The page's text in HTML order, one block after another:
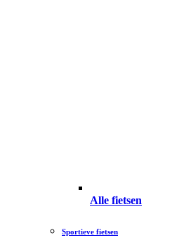
Alle fietsen
Sportieve fietsen